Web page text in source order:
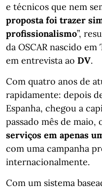
e técnicos que nem
proposta foi trazer
profissionalismo”,
da OSCAR nascido
em entrevista ao DV.
Com quatro anos de
rapidamente: depois
Espanha, chegou a
passado mês de maio,
serviços em apenas
com uma campanha
internacionalmente.
Com um sistema